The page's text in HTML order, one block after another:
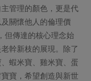
管理的顏色，更是代
關懷他人的倫理價
但傳達的核心理念始
幹新枝的展現。除了
蝦米寶、雞米寶、蛋
寶，希望創造與新世